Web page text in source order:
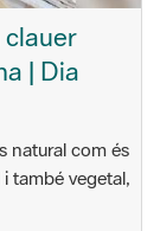
clauer
| Dia
natural com és
també vegetal,